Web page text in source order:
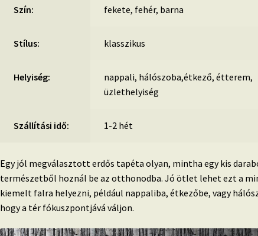
Szín: fekete, fehér, barna
Stílus: klasszikus
Helyiség:
nappali, hálószoba,étkező, étterem,
üzlethelyiség
Szállítási idő: 1-2 hét
Egy jól megválasztott erdős tapéta olyan, mintha egy kis
természetből hoznál be az otthonodba. Jó ötlet lehet ezt a
kiemelt falra helyezni, például nappaliba, étkezőbe, vagy
hogy a tér fókuszpontjává váljon.